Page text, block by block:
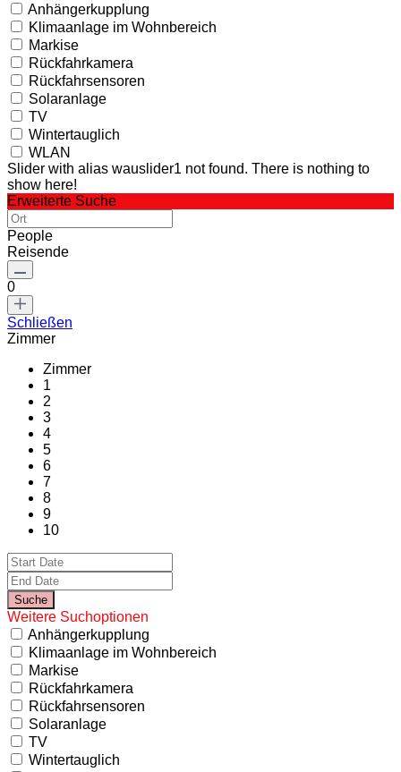
Anhängerkupplung
Klimaanlage im Wohnbereich
Markise
Rückfahrkamera
Rückfahrsensoren
Solaranlage
TV
Wintertauglich
WLAN
Slider with alias wauslider1 not found. There is nothing to
show here!
Erweiterte Suche
People
Reisende
0
Schließen
Zimmer
Zimmer
1
2
3
4
5
6
7
8
9
10
Weitere Suchoptionen
Anhängerkupplung
Klimaanlage im Wohnbereich
Markise
Rückfahrkamera
Rückfahrsensoren
Solaranlage
TV
Wintertauglich